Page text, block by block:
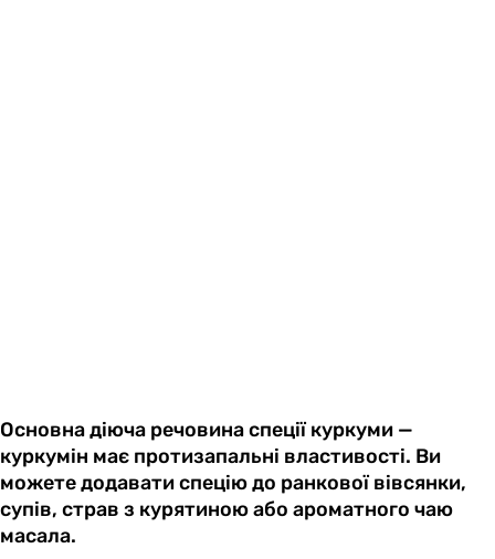
Основна діюча речовина спеції куркуми —
куркумін має протизапальні властивості. Ви
можете додавати спецію до ранкової вівсянки,
супів, страв з курятиною або ароматного чаю
масала.